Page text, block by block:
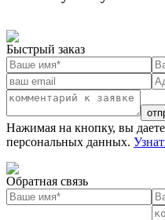
Быстрый заказ
Нажимая на кнопку, вы даете
персональных данных.
Обратная связь